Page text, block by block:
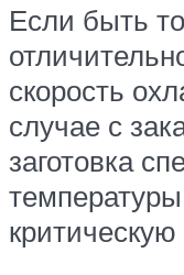
Если быть
скорость
случае с
заготовка
критическую